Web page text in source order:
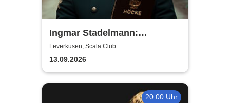
Ingmar Stadelmann:
Stadelmann liest Höcke - ein
satirischer Diskurs
Leverkusen, Scala Club
13.09.2026
20:00 Uhr